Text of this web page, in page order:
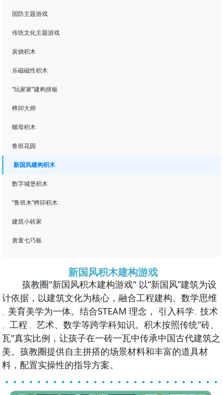
国防主题游戏
传统文化主题游戏
炭烧积木
乐磁磁性积木
“玩家家”建构拼板
榫卯大师
螺母积木
鲁班花园
新国风建构积木
数字城堡积木
“鲁班木”榫卯积木
建筑小砖家
唐童七巧板
新国风积木建构游戏
孩教圈"新国风积木建构游戏" 以“新国风”建筑为设
计依据，以建筑文化为核心，融合工程建构、数学思维
、 美育美学为一体。结合STEAM 理念， 引入科学、技术
、工程 、 艺术、数学等跨学科知识。积木按照传统"砖、
瓦"真实比例，让孩子在一砖一瓦中传承中国古代建筑之
美。孩教圈提供自主拼搭的场景材料和丰富的道具材
料，配置实操性的指导方案。